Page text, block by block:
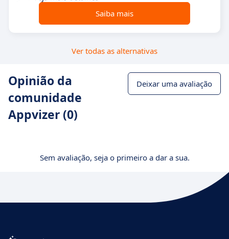
Saiba mais
Ver todas as alternativas
Opinião da
comunidade
Appvizer (0)
Deixar uma avaliação
Sem avaliação, seja o primeiro a dar a sua.